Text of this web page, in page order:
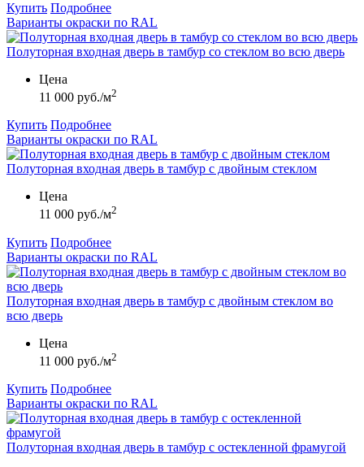
Купить Подробнее
Варианты окраски по RAL
Полуторная входная дверь в тамбур со стеклом во всю дверь
Цена
11 000 руб./м2
Купить Подробнее
Варианты окраски по RAL
Полуторная входная дверь в тамбур с двойным стеклом
Цена
11 000 руб./м2
Купить Подробнее
Варианты окраски по RAL
Полуторная входная дверь в тамбур с двойным стеклом во
всю дверь
Цена
11 000 руб./м2
Купить Подробнее
Варианты окраски по RAL
Полуторная входная дверь в тамбур с остекленной фрамугой